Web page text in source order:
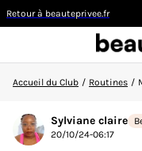
Retour à beauteprivee.fr
Visiteur
Accueil du Club / Routines /
Sylviane claire
20/10/24-06:17